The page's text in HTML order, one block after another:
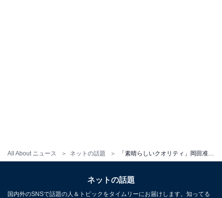
All About ニュース ネットの話題
ネットの話題
国内外のSNSで話題の人＆トピックをタイムリーにお届けします。知ってる